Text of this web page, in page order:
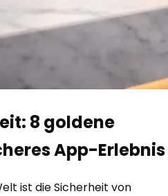
8 goldene
App-Erlebnis
ist die Sicherheit von